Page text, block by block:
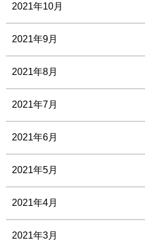
2021年10月
2021年9月
2021年8月
2021年7月
2021年6月
2021年5月
2021年4月
2021年3月